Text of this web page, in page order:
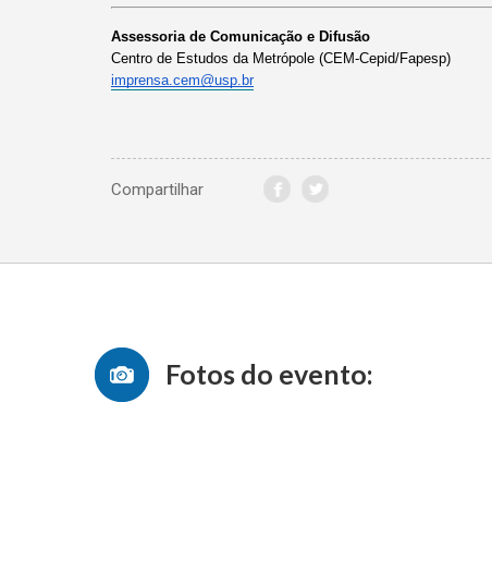
Assessoria de Comunicação e Difusão
Centro de Estudos da Metrópole (CEM-Cepid/Fapesp)
imprensa.cem@usp.br
Compartilhar
Fotos do evento: